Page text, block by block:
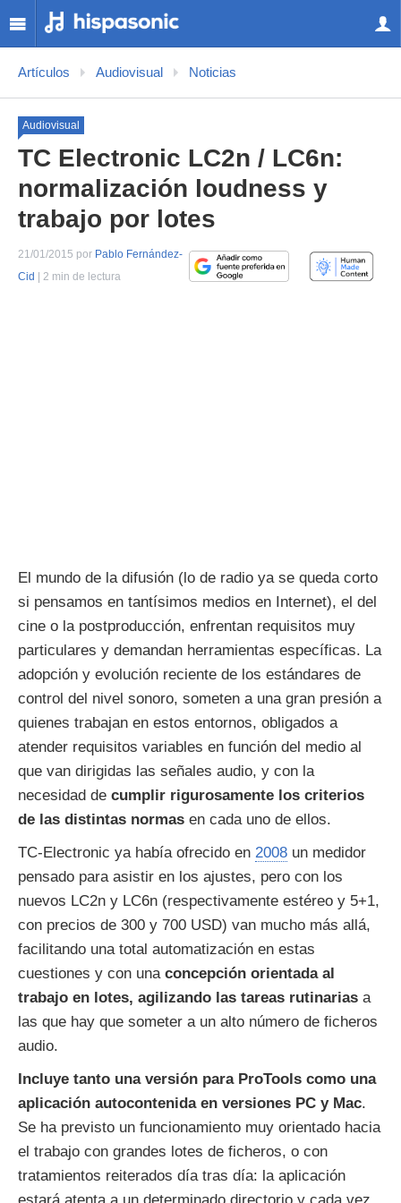
Artículos Audiovisual Noticias
Audiovisual
TC Electronic LC2n / LC6n:
normalización loudness y
trabajo por lotes
21/01/2015 por Pablo Fernández-
Cid
| 2 min de lectura
El mundo de la difusión (lo de radio ya se queda corto
si pensamos en tantísimos medios en Internet), el del
cine o la postproducción, enfrentan requisitos muy
particulares y demandan herramientas específicas. La
adopción y evolución reciente de los estándares de
control del nivel sonoro, someten a una gran presión a
quienes trabajan en estos entornos, obligados a
atender requisitos variables en función del medio al
que van dirigidas las señales audio, y con la
necesidad de cumplir rigurosamente los criterios
de las distintas normas en cada uno de ellos.
TC-Electronic ya había ofrecido en 2008 un medidor
pensado para asistir en los ajustes, pero con los
nuevos LC2n y LC6n (respectivamente estéreo y 5+1,
con precios de 300 y 700 USD) van mucho más allá,
facilitando una total automatización en estas
cuestiones y con unaconcepción orientada al
trabajo en lotes, agilizando las tareas rutinarias a
las que hay que someter a un alto número de ficheros
audio.
Incluye tanto una versión para ProTools como una
aplicación autocontenida en versiones PC y Mac.
Se ha previsto un funcionamiento muy orientado hacia
el trabajo con grandes lotes de ficheros, o con
tratamientos reiterados día tras día: la aplicación